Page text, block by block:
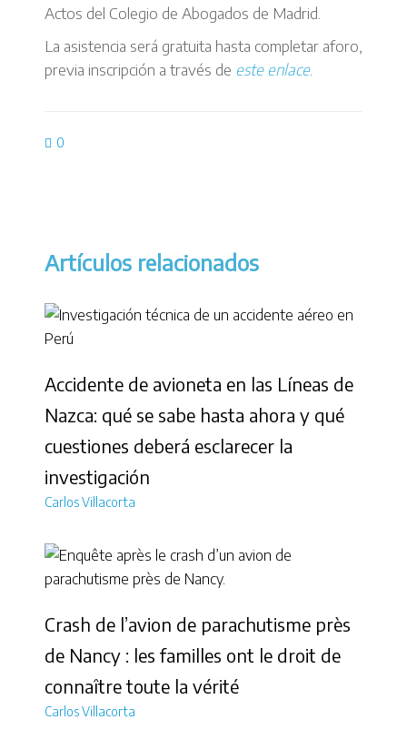
Actos del Colegio de Abogados de Madrid.
La asistencia será gratuita hasta completar aforo,
previa inscripción a través de este enlace.
0
Artículos relacionados
Accidente de avioneta en las Líneas de
Nazca: qué se sabe hasta ahora y qué
cuestiones deberá esclarecer la
investigación
Carlos Villacorta
Crash de l’avion de parachutisme près
de Nancy : les familles ont le droit de
connaître toute la vérité
Carlos Villacorta